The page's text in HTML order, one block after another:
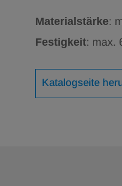
Materialstärke:
Festigkeit: max.
Katalogseite